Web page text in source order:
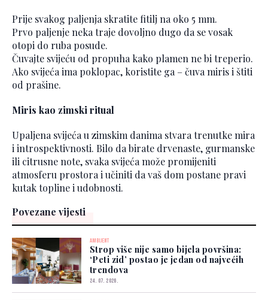
Prije svakog paljenja skratite fitilj na oko 5 mm.
Prvo paljenje neka traje dovoljno dugo da se vosak
otopi do ruba posude.
Čuvajte svijeću od propuha kako plamen ne bi treperio.
Ako svijeća ima poklopac, koristite ga – čuva miris i štiti
od prašine.
Miris kao zimski ritual
Upaljena svijeća u zimskim danima stvara trenutke mira
i introspektivnosti. Bilo da birate drvenaste, gurmanske
ili citrusne note, svaka svijeća može promijeniti
atmosferu prostora i učiniti da vaš dom postane pravi
kutak topline i udobnosti.
Povezane vijesti
AMBIJENT
Strop više nije samo bijela površina:
‘Peti zid’ postao je jedan od najvećih
trendova
24. 07. 2026.